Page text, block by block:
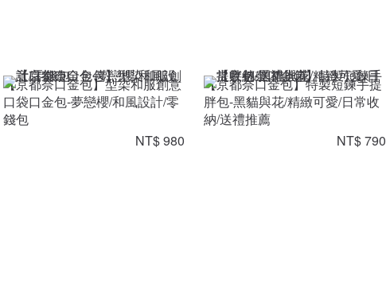
【京都奈口金包】型染和服創意
口袋口金包-夢戀櫻/和風設計/零
錢包
NT$ 980
【京都奈口金包】特製短鍊手提
胖包-黑貓與花/精緻可愛/日常收
納/送禮推薦
NT$ 790